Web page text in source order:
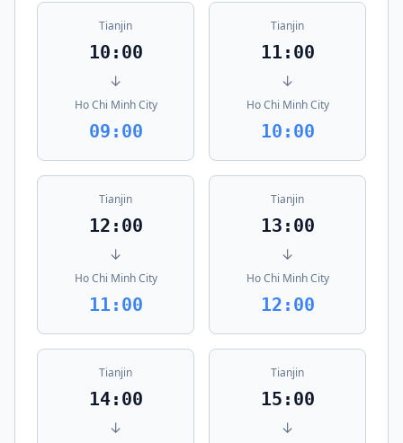
Tianjin
10:00
↓
Ho Chi Minh City
09:00
Tianjin
11:00
↓
Ho Chi Minh City
10:00
Tianjin
12:00
↓
Ho Chi Minh City
11:00
Tianjin
13:00
↓
Ho Chi Minh City
12:00
Tianjin
14:00
↓
Tianjin
15:00
↓